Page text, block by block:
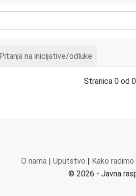
Pitanja na inicijative/odluke
Stranica 0 od 0
O nama Uputstvo Kako radimo
© 2026 - Javna